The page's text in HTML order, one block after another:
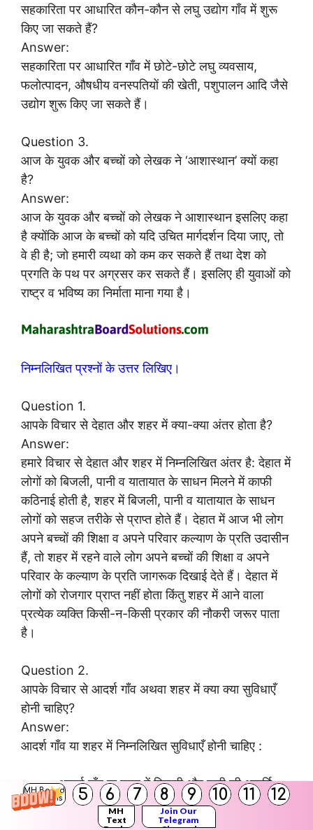
MH Board
Solutions
5 6 7 8 9 10 11 12
MH
Text
Join Our
Telegram
सहकारिता पर आधारित कौन-कौन से लघु उद्योग गाँव में शुरू
किए जा सकते हैं?
Answer:
सहकारिता पर आधारित गाँव में छोटे-छोटे लघु व्यवसाय,
फलोत्पादन, औषधीय वनस्पतियों की खेती, पशुपालन आदि जैसे
उद्योग शुरू किए जा सकते हैं।
Question 3.
आज के युवक और बच्चों को लेखक ने ‘आशास्थान’ क्यों कहा
है?
Answer:
आज के युवक और बच्चों को लेखक ने आशास्थान इसलिए कहा
है क्योंकि आज के बच्चों को यदि उचित मार्गदर्शन दिया जाए, तो
वे ही है; जो हमारी व्यथा को कम कर सकते हैं तथा देश को
प्रगति के पथ पर अग्रसर कर सकते हैं। इसलिए ही युवाओं को
राष्ट्र व भविष्य का निर्माता माना गया है।
निम्नलिखित प्रश्नों के उत्तर लिखिए।
Question 1.
आपके विचार से देहात और शहर में क्या-क्या अंतर होता है?
Answer:
हमारे विचार से देहात और शहर में निम्नलिखित अंतर है: देहात में
लोगों को बिजली, पानी व यातायात के साधन मिलने में काफी
कठिनाई होती है, शहर में बिजली, पानी व यातायात के साधन
लोगों को सहज तरीके से प्राप्त होते हैं। देहात में आज भी लोग
अपने बच्चों की शिक्षा व अपने परिवार कल्याण के प्रति उदासीन
हैं, तो शहर में रहने वाले लोग अपने बच्चों की शिक्षा व अपने
परिवार के कल्याण के प्रति जागरूक दिखाई देते हैं। देहात में
लोगों को रोजगार प्राप्त नहीं होता किंतु शहर में आने वाला
प्रत्येक व्यक्ति किसी-न-किसी प्रकार की नौकरी जरूर पाता
है।
Question 2.
आपके विचार से आदर्श गाँव अथवा शहर में क्या क्या सुविधाएँ
होनी चाहिए?
Answer:
आदर्श गाँव या शहर में निम्नलिखित सुविधाएँ होनी चाहिए :
आदर्श गाँव या शहर में बिजली और पानी की आपूर्ति,
शिक्षा की व्यवस्था योग्य रूप से होनी चाहिए।
गाँव या शहर में रहने वाले सभी लोगों को गाँव या शहर